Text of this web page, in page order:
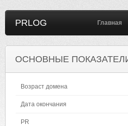
PRLOG Главная
ОСНОВНЫЕ
Возраст домена
Дата окончания
PR